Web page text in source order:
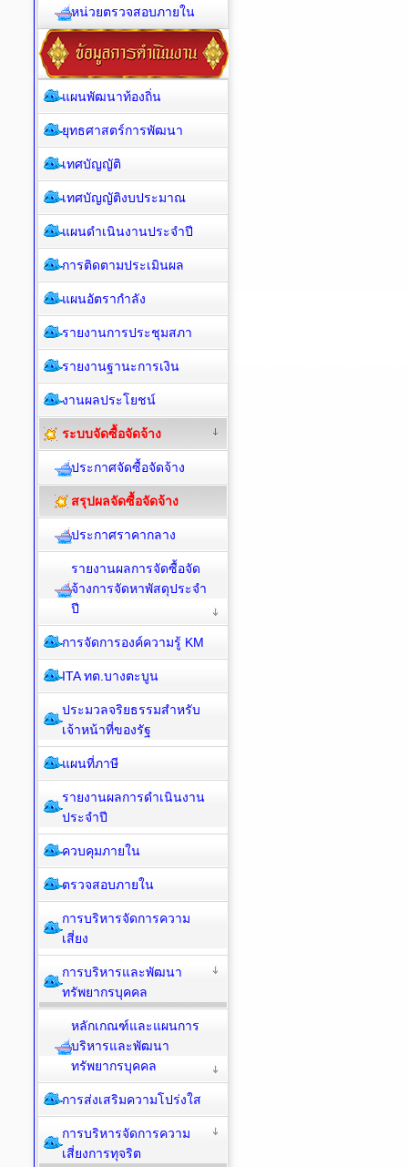
หน่วยตรวจสอบภายใน
แผนพัฒนาท้องถิ่น
ยุทธศาสตร์การพัฒนา
เทศบัญญัติ
เทศบัญญัติงบประมาณ
แผนดำเนินงานประจำปี
การติดตามประเมินผล
แผนอัตรากำลัง
รายงานการประชุมสภา
รายงานฐานะการเงิน
งานผลประโยชน์
ระบบจัดซื้อจัดจ้าง
ประกาศจัดซื้อจัดจ้าง
สรุปผลจัดซื้อจัดจ้าง
ประกาศราคากลาง
รายงานผลการจัดซื้อจัด
จ้างการจัดหาพัสดุประจำ
ปี
การจัดการองค์ความรู้ KM
ITA ทต.บางตะบูน
ประมวลจริยธรรมสำหรับ
เจ้าหน้าที่ของรัฐ
แผนที่ภาษี
รายงานผลการดำเนินงาน
ประจำปี
ควบคุมภายใน
ตรวจสอบภายใน
การบริหารจัดการความ
เสี่ยง
การบริหารและพัฒนา
ทรัพยากรบุคคล
หลักเกณฑ์และแผนการ
บริหารและพัฒนา
ทรัพยากรบุคคล
การส่งเสริมความโปร่งใส
การบริหารจัดการความ
เสี่ยงการทุจริต